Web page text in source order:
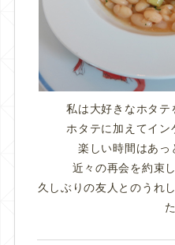
私は大好きなホタテ
ホタテに加えてイ
楽しい時間はあっ
近々の再会を約束
久しぶりの友人とのうれ